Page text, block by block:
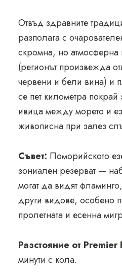
Отвъд здравните
разполага с
скромна, но атмосферна
(регионът произвежда
червени и бели вина) и
се пет километра
ивица между морето и
живописна при залез
Съвет: Поморийското
зониален резерват —
могат да видят
други видове, особено
пролетната и есенна
Разстояние от Premier
минути с кола.